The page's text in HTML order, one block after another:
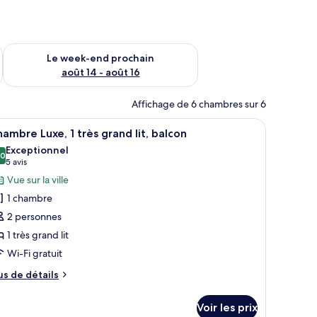
août 7 - août 9
Le week-end prochain
août 14 - août 16
Vérifier la disponibilité pour le week-end prochain août 14 -
Affichage de 6 chambres sur 6
nuit noire et un miroir accroché au mur.
qualité supérieure, Wi-Fi gratuit, draps fournis
:
Une chambre à coucher avec un grand lit,
8 Luxe, 1 très grand lit, balcon
sur 10
Exceptionnel
5 avis
(5 avis)
Vue sur la ville
1 chambre
2 personnes
1 très grand lit
Wi-Fi gratuit
de détails
Voir les prix